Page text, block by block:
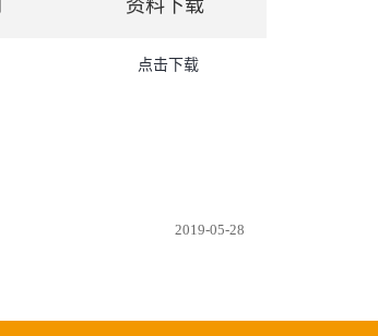
资料下载
点击下载
2019-05-28